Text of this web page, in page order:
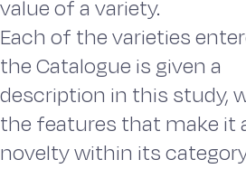
value of a variety.
Each of the varieties
the Catalogue is given a
description in this study,
the features that make it
novelty within its